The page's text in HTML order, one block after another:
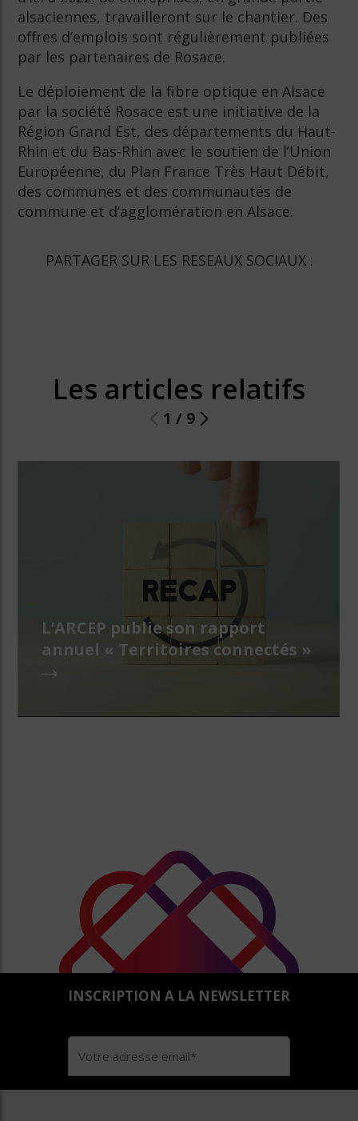
alsaciennes, travailleront sur le chantier. Des
offres d’emplois sont régulièrement publiées
par les partenaires de Rosace.
Le déploiement de la fibre optique en Alsace
par la société Rosace est une initiative de la
Région Grand Est, des départements du Haut-
Rhin et du Bas-Rhin avec le soutien de l’Union
Européenne, du Plan France Très Haut Débit,
des communes et des communautés de
commune et d’agglomération en Alsace.
PARTAGER SUR LES RESEAUX SOCIAUX :
Les articles relatifs
1 / 9
L’ARCEP publie son rapport
annuel « Territoires connectés »
INSCRIPTION A LA NEWSLETTER